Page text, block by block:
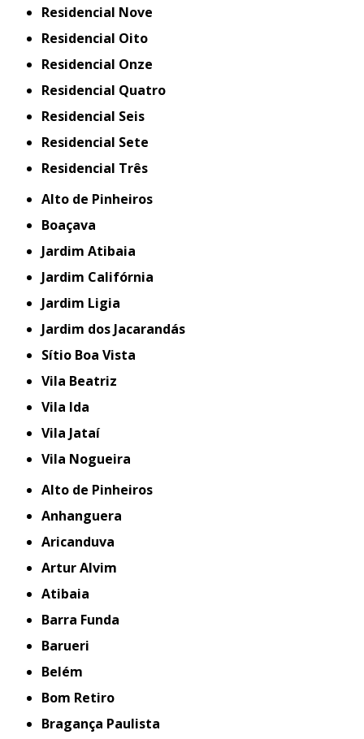
Residencial Nove
Residencial Oito
Residencial Onze
Residencial Quatro
Residencial Seis
Residencial Sete
Residencial Três
Alto de Pinheiros
Boaçava
Jardim Atibaia
Jardim Califórnia
Jardim Ligia
Jardim dos Jacarandás
Sítio Boa Vista
Vila Beatriz
Vila Ida
Vila Jataí
Vila Nogueira
Alto de Pinheiros
Anhanguera
Aricanduva
Artur Alvim
Atibaia
Barra Funda
Barueri
Belém
Bom Retiro
Bragança Paulista